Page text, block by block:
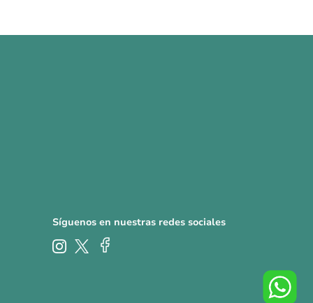
Síguenos en nuestras redes sociales